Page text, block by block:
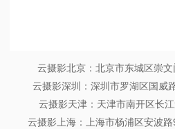
云摄影北京：北京市东城区崇
云摄影深圳：深圳市罗湖区国威
云摄影天津：天津市南开区长
云摄影上海：上海市杨浦区安波